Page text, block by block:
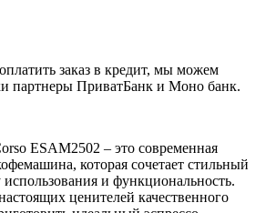
заказ в кредит, мы можем
партнеры ПриватБанк и Моно банк.
ESAM2502 – это современная
которая сочетает стильный
использования и функциональность.
ценителей качественного